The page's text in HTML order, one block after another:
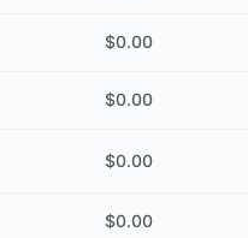
$0.00
$0.00
$0.00
$0.00